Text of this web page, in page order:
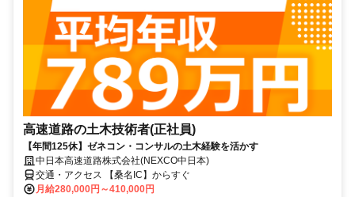
高速道路の土木技術者(正社員)
【年間125休】ゼネコン・コンサルの土木経験を活かす
中日本高速道路株式会社(NEXCO中日本)
交通・アクセス 【桑名IC】からすぐ
月給280,000円～410,000円